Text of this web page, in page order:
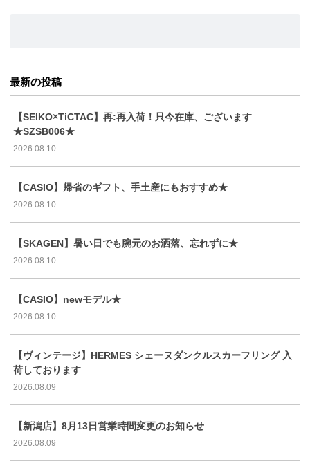
最新の投稿
【SEIKO×TiCTAC】再:再入荷！只今在庫、ございます
★SZSB006★
2026.08.10
【CASIO】帰省のギフト、手土産にもおすすめ★
2026.08.10
【SKAGEN】暑い日でも腕元のお洒落、忘れずに★
2026.08.10
【CASIO】newモデル★
2026.08.10
【ヴィンテージ】HERMES シェーヌダンクルスカーフリング 入
荷しております
2026.08.09
【新潟店】8月13日営業時間変更のお知らせ
2026.08.09